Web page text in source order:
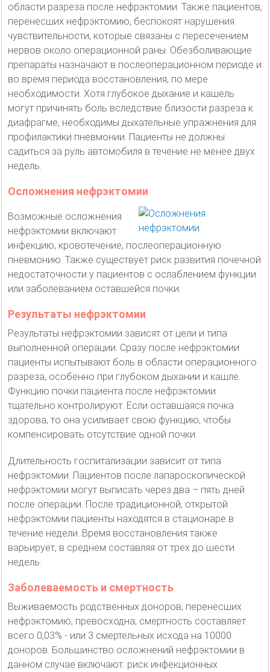
области разреза после нефрэктомии. Также пациентов,
перенесших нефрэктомию, беспокоят нарушения
чувствительности, которые связаны с пересечением
нервов около операционной раны. Обезболивающие
препараты назначают в послеоперационном периоде и
во время периода восстановления, по мере
необходимости. Хотя глубокое дыхание и кашель
могут причинять боль вследствие близости разреза к
диафрагме, необходимы дыхательные упражнения для
профилактики пневмонии. Пациенты не должны
садиться за руль автомобиля в течение не менее двух
недель.
Осложнения нефрэктомии
Возможные осложнения
нефрэктомии включают
инфекцию, кровотечение, послеоперационную
пневмонию. Также существует риск развития почечной
недостаточности у пациентов с ослаблением функции
или заболеванием оставшейся почки.
Результаты нефрэктомии
Результаты нефрэктомии зависят от цели и типа
выполненной операции. Сразу после нефрэктомии
пациенты испытывают боль в области операционного
разреза, особенно при глубоком дыхании и кашле.
Функцию почки пациента после нефрэктомии
тщательно контролируют. Если оставшаяся почка
здорова, то она усиливает свою функцию, чтобы
компенсировать отсутствие одной почки.
Длительность госпитализации зависит от типа
нефрэктомии. Пациентов после лапароскопической
нефрэктомии могут выписать через два – пять дней
после операции. После традиционной, открытой
нефрэктомии пациенты находятся в стационаре в
течение недели. Время восстановления также
варьирует, в среднем составляя от трех до шести
недель.
Заболеваемость и смертность
Выживаемость родственных доноров, перенесших
нефрэктомию, превосходна; смертность составляет
всего 0,03% - или 3 смертельных исхода на 10000
доноров. Большинство осложнений нефрэктомии в
данном случае включают: риск инфекционных